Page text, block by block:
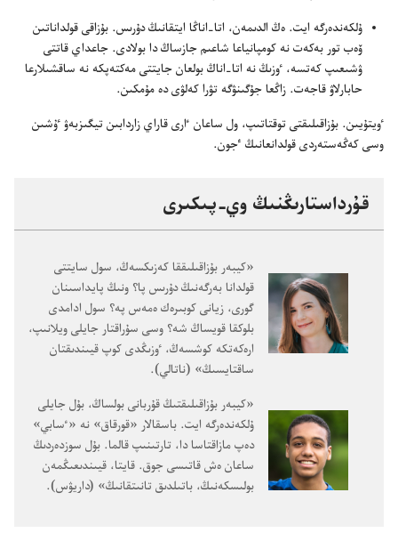
ۇ‌لكە‌ندە‌رگە ايت.‏ ە‌ڭ الدىمە‌ن،‏ اتا-‏اناڭا ايتقانىڭ دۇ‌رىس.‏ بۇ‌زاقى قولداناتىن
ۆە‌ب تور بە‌كە‌ت نە كومپانياعا شاعىم جازساڭ دا بولادى.‏ جاعداي قاتتى
ۋشىعىپ كە‌تسە،‏ ٶزىڭ نە اتا-‏اناڭ بولعان جايتتى مە‌كتە‌پكە نە ساقشىلارعا
حابارلاۋ قاجە‌ت.‏ زاڭعا جۇ‌گىنۋگە تۋرا كە‌لۋى دە مۇ‌مكىن.‏
ٶيتۇ‌يىن.‏ بۇ‌زاقىلىقتى توقتاتىپ،‏ ول ساعان ٵرى قاراي زاردابىن تيگىزبە‌ۋ ٷشىن
وسى كە‌ڭە‌ستە‌ردى قولدانعانىڭ ٴ‌جون.‏
قۇ‌رداستارىڭنىڭ وي-‏پىكىرى
‏«كيبە‌ر بۇ‌زاقىلىققا كە‌زىكسە‌ڭ،‏ سول سايتتى
قولدانا بە‌رگە‌نىڭ دۇ‌رىس پا؟‏ ونىڭ پايداسىنان
گورى،‏ زيانى كوبىرە‌ك ە‌مە‌س پە؟‏ سول ادامدى
بلوكقا قويساڭ شە؟‏ وسى سۇ‌راقتار جايلى ويلانىپ،‏
ارە‌كە‌تكە كوشسە‌ڭ،‏ ٶزىڭدى كوپ قيىندىقتان
ساقتايسىڭ» (‏ناتالي)‏.‏
‏«كيبە‌ر بۇ‌زاقىلىقتىڭ قۇ‌ربانى بولساڭ،‏ بۇ‌ل جايلى
ۇ‌لكە‌ندە‌رگە ايت.‏ باسقالار «قورقاق» نە «ٴ‌سابي»
دە‌پ مازاقتاسا دا،‏ تارتىنىپ قالما.‏ بۇ‌ل سوزدە‌ردىڭ
ساعان ە‌ش قاتىسى جوق.‏ قايتا،‏ قيىندىعىڭمە‌ن
بولىسكە‌نىڭ،‏ باتىلدىق تانىتقانىڭ» (‏داريۋس)‏.‏